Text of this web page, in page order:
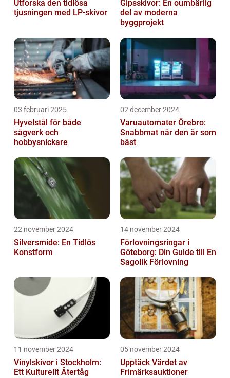
Utforska den tidlösa
tjusningen med LP-skivor
Gipsskivor: En oumbärlig
del av moderna
byggprojekt
03 februari 2025
Hyvelstål för både
sågverk och
hobbysnickare
02 december 2024
Varuautomater Örebro:
Snabbmat när den är som
bäst
22 november 2024
Silversmide: En Tidlös
Konstform
14 november 2024
Förlovningsringar i
Göteborg: Din Guide till En
Sagolik Förlovning
11 november 2024
Vinylskivor i Stockholm:
Ett Kulturellt Återtåg
05 november 2024
Upptäck Värdet av
Frimärksauktioner